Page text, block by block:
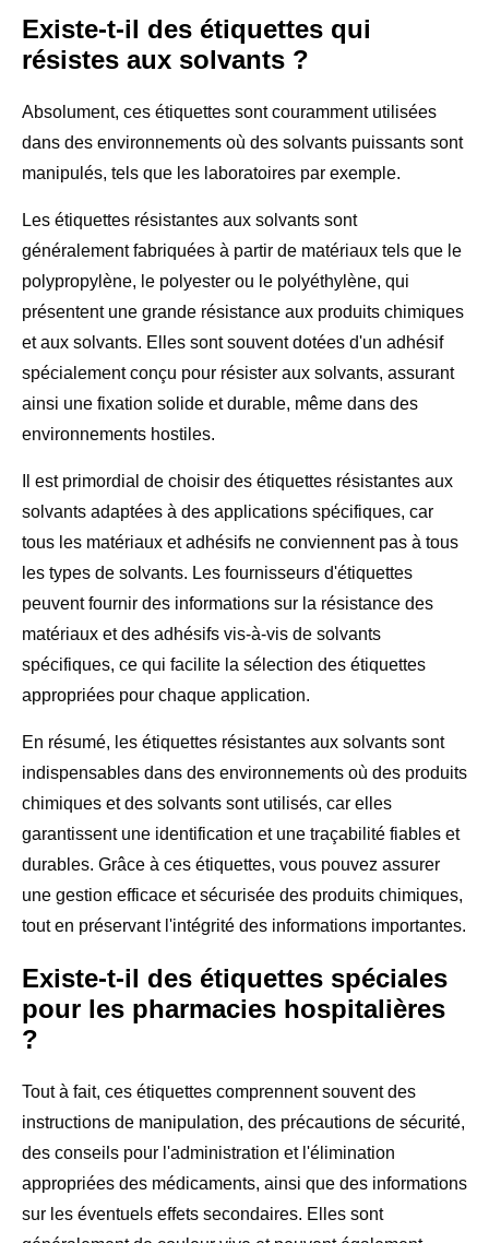
Existe-t-il des étiquettes qui
résistes aux solvants ?
Absolument, ces étiquettes sont couramment utilisées
dans des environnements où des solvants puissants sont
manipulés, tels que les laboratoires par exemple.
Les étiquettes résistantes aux solvants sont
généralement fabriquées à partir de matériaux tels que le
polypropylène, le polyester ou le polyéthylène, qui
présentent une grande résistance aux produits chimiques
et aux solvants. Elles sont souvent dotées d'un adhésif
spécialement conçu pour résister aux solvants, assurant
ainsi une fixation solide et durable, même dans des
environnements hostiles.
Il est primordial de choisir des étiquettes résistantes aux
solvants adaptées à des applications spécifiques, car
tous les matériaux et adhésifs ne conviennent pas à tous
les types de solvants. Les fournisseurs d'étiquettes
peuvent fournir des informations sur la résistance des
matériaux et des adhésifs vis-à-vis de solvants
spécifiques, ce qui facilite la sélection des étiquettes
appropriées pour chaque application.
En résumé, les étiquettes résistantes aux solvants sont
indispensables dans des environnements où des produits
chimiques et des solvants sont utilisés, car elles
garantissent une identification et une traçabilité fiables et
durables. Grâce à ces étiquettes, vous pouvez assurer
une gestion efficace et sécurisée des produits chimiques,
tout en préservant l'intégrité des informations importantes.
Existe-t-il des étiquettes spéciales
pour les pharmacies hospitalières
?
Tout à fait, ces étiquettes comprennent souvent des
instructions de manipulation, des précautions de sécurité,
des conseils pour l'administration et l'élimination
appropriées des médicaments, ainsi que des informations
sur les éventuels effets secondaires. Elles sont